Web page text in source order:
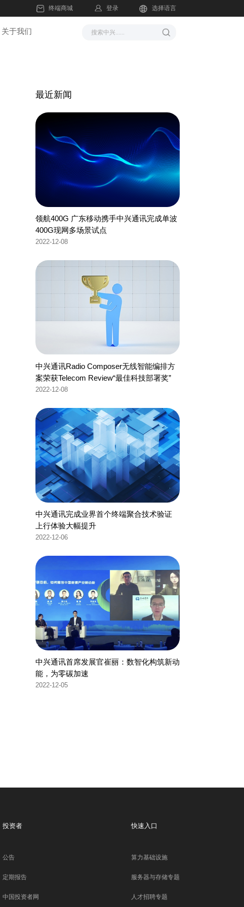
终端商城 登录 选择语言
关于我们
最近新闻
领航400G 广东移动携手中兴通讯完成单波
400G现网多场景试点
2022-12-08
中兴通讯Radio Composer无线智能编排方
案荣获Telecom Review“最佳科技部署奖”
2022-12-08
中兴通讯完成业界首个终端聚合技术验证
上行体验大幅提升
2022-12-06
中兴通讯首席发展官崔丽：数智化构筑新动
能，为零碳加速
2022-12-05
投资者
公告
定期报告
中国投资者网
快速入口
算力基础设施
服务器与存储专题
人才招聘专题